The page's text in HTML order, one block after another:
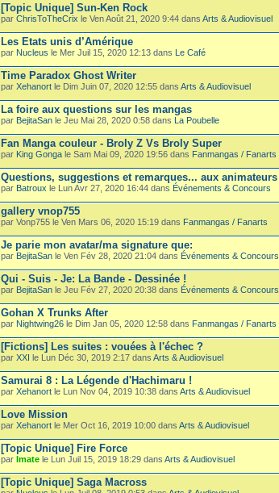
[Topic Unique] Sun-Ken Rock
par ChrisToTheCrix le Ven Août 21, 2020 9:44 dans Arts & Audiovisuel
Les Etats unis d’Amérique
par Nucleus le Mer Juil 15, 2020 12:13 dans Le Café
Time Paradox Ghost Writer
par Xehanort le Dim Juin 07, 2020 12:55 dans Arts & Audiovisuel
La foire aux questions sur les mangas
par BejitaSan le Jeu Mai 28, 2020 0:58 dans La Poubelle
Fan Manga couleur - Broly Z Vs Broly Super
par King Gonga le Sam Mai 09, 2020 19:56 dans Fanmangas / Fanarts
Questions, suggestions et remarques... aux animateurs
par Batroux le Lun Avr 27, 2020 16:44 dans Événements & Concours
gallery vnop755
par Vonp755 le Ven Mars 06, 2020 15:19 dans Fanmangas / Fanarts
Je parie mon avatar/ma signature que:
par BejitaSan le Ven Fév 28, 2020 21:04 dans Événements & Concours
Qui - Suis - Je: La Bande - Dessinée !
par BejitaSan le Jeu Fév 27, 2020 20:38 dans Événements & Concours
Gohan X Trunks After
par Nightwing26 le Dim Jan 05, 2020 12:58 dans Fanmangas / Fanarts
[Fictions] Les suites : vouées à l'échec ?
par XXI le Lun Déc 30, 2019 2:17 dans Arts & Audiovisuel
Samurai 8 : La Légende d'Hachimaru !
par Xehanort le Lun Nov 04, 2019 10:38 dans Arts & Audiovisuel
Love Mission
par Xehanort le Mer Oct 16, 2019 10:00 dans Arts & Audiovisuel
[Topic Unique] Fire Force
par Imate le Lun Juil 15, 2019 18:29 dans Arts & Audiovisuel
[Topic Unique] Saga Macross